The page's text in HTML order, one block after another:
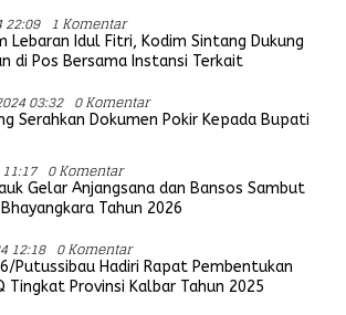
22:09 1 Komentar
Lebaran Idul Fitri, Kodim Sintang Dukung
di Pos Bersama Instansi Terkait
03:32 0 Komentar
Serahkan Dokumen Pokir Kepada Bupati
0 Komentar
Gelar Anjangsana dan Bansos Sambut
Tahun 2026
12:18 0 Komentar
Putussibau Hadiri Rapat Pembentukan
Tingkat Provinsi Kalbar Tahun 2025